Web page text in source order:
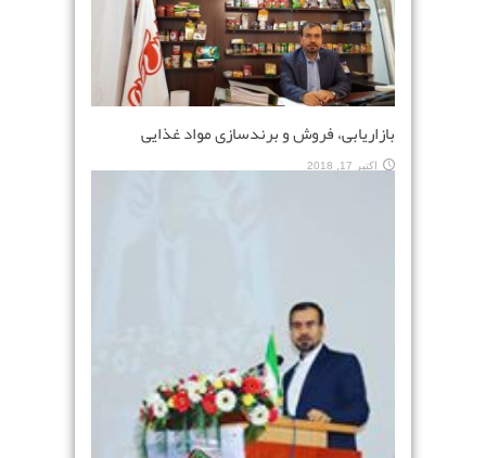
بازاریابی، فروش و برندسازی مواد غذایی
اکتبر 17, 2018